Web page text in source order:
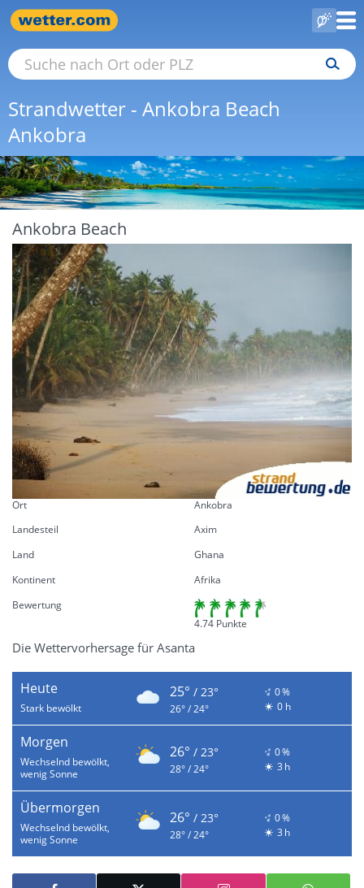
Strandwetter - Ankobra Beach
Ankobra
Ankobra Beach
Ort
Landesteil
Land
Kontinent
Bewertung
Ankobra
Axim
Ghana
Afrika
4.74 Punkte
Die Wettervorhersage für Asanta
Heute
Stark bewölkt
25° / 23°
26° / 24°
0 %
0 h
Morgen
Wechselnd bewölkt,
wenig Sonne
26° / 23°
28° / 24°
0 %
3 h
Übermorgen
Wechselnd bewölkt,
wenig Sonne
26° / 23°
28° / 24°
0 %
3 h